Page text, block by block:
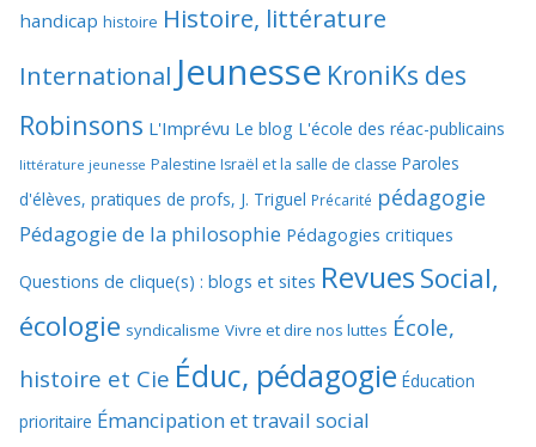
handicap histoire Histoire, littérature
International Jeunesse KroniKs des
Robinsons L'Imprévu Le blog L'école des réac-publicains
littérature jeunesse Palestine Israël et la salle de classe Paroles
d'élèves, pratiques de profs, J. Triguel Précarité pédagogie
Pédagogie de la philosophie Pédagogies critiques
Questions de clique(s) : blogs et sites RevuesSocial,
écologie syndicalisme Vivre et dire nos luttes École,
histoire et Cie Éduc, pédagogie Éducation
prioritaire Émancipation et travail social